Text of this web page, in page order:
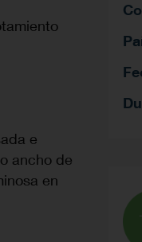
e
ancho de
en